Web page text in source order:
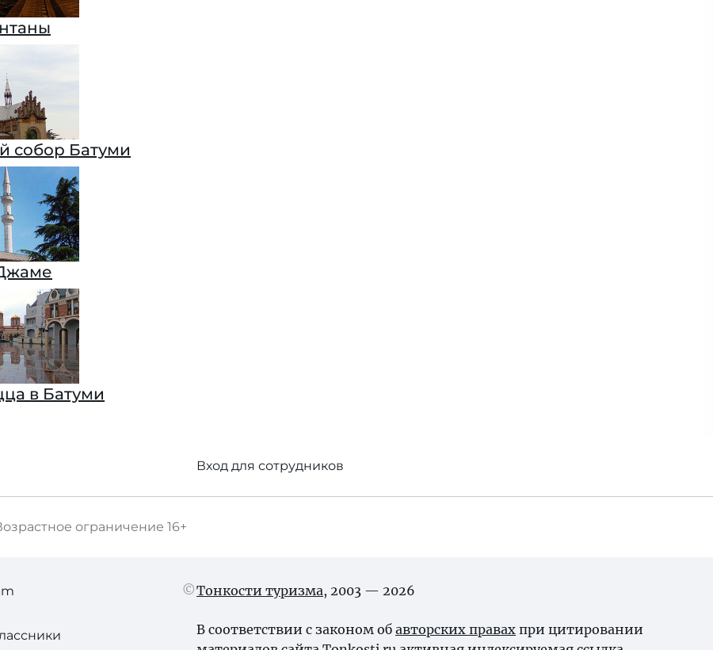
собор Батуми
в Батуми
Вход для сотрудников
ограничение 16+
Тонкости туризма, 2003 — 2026
В соответствии с законом об авторских правах при цитировании